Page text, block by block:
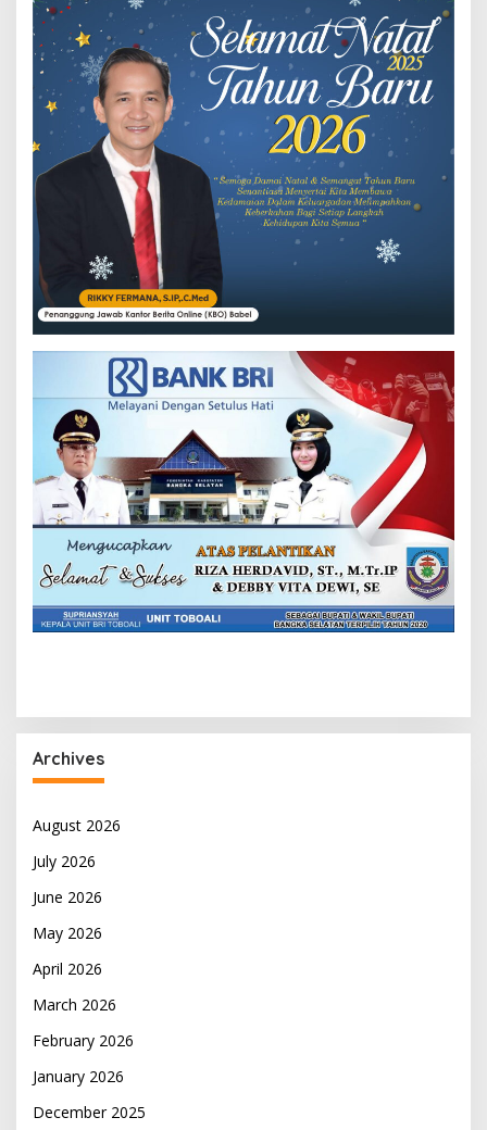
Archives
August 2026
July 2026
June 2026
May 2026
April 2026
March 2026
February 2026
January 2026
December 2025